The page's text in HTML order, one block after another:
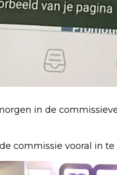
in de
commissie vooral in te